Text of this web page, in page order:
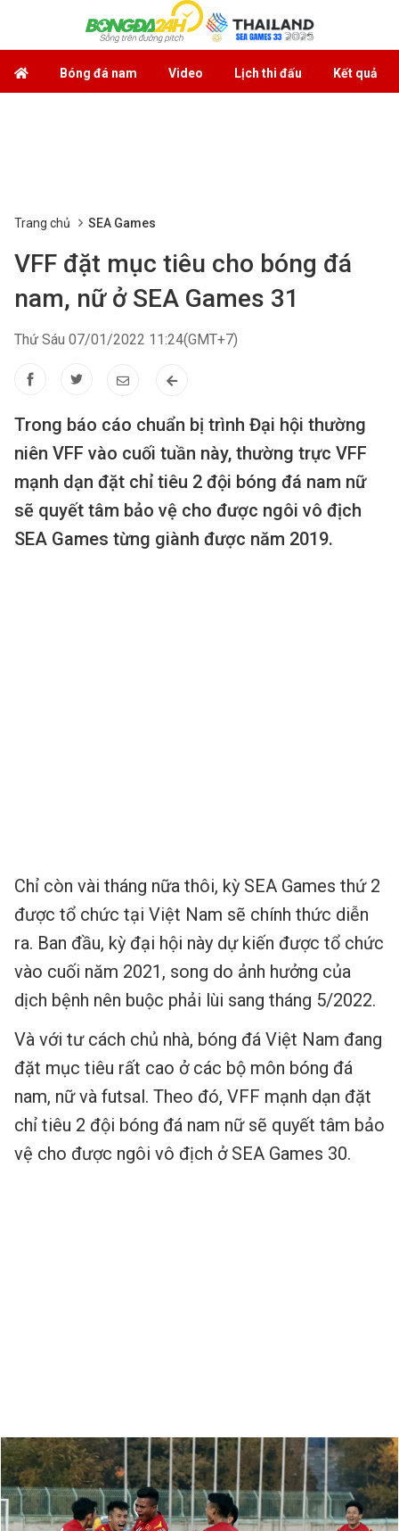
Bóng đá nam Video Lịch thi đấu Kết quả
Trang chủ SEA Games
VFF đặt mục tiêu cho bóng đá
nam, nữ ở SEA Games 31
Thứ Sáu 07/01/2022 11:24(GMT+7)
Trong báo cáo chuẩn bị trình Đại hội thường
niên VFF vào cuối tuần này, thường trực VFF
mạnh dạn đặt chỉ tiêu 2 đội bóng đá nam nữ
sẽ quyết tâm bảo vệ cho được ngôi vô địch
SEA Games từng giành được năm 2019.
Chỉ còn vài tháng nữa thôi, kỳ SEA Games thứ 2
được tổ chức tại Việt Nam sẽ chính thức diễn
ra. Ban đầu, kỳ đại hội này dự kiến được tổ chức
vào cuối năm 2021, song do ảnh hưởng của
dịch bệnh nên buộc phải lùi sang tháng 5/2022.
Và với tư cách chủ nhà, bóng đá Việt Nam đang
đặt mục tiêu rất cao ở các bộ môn bóng đá
nam, nữ và futsal. Theo đó, VFF mạnh dạn đặt
chỉ tiêu 2 đội bóng đá nam nữ sẽ quyết tâm bảo
vệ cho được ngôi vô địch ở SEA Games 30.